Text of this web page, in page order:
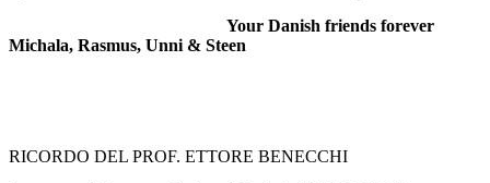
Your Danish friends forever
Michala, Rasmus, Unni & Steen
RICORDO DEL PROF. ETTORE BENECCHI